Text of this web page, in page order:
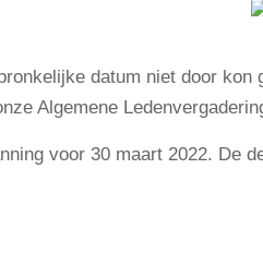
datum niet door
Algemene
voor 30 maart 2022. De